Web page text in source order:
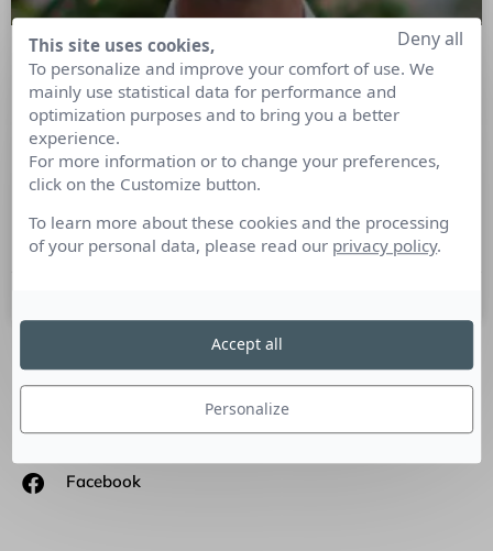
Les émotions dans la bataille de
l’attention
Tribune de Cédric Teychené, Consultant éditorial :
L’évolution des outils numériques et l’infobésité ont changé
ligne…
SUIVEZ-NOUS
Linkedin
Facebook
This site uses cookies,
To personalize and improve your comfort of use. We
mainly use statistical data for performance and
optimization purposes and to bring you a better
experience.
For more information or to change your preferences,
click on the Customize button.
To learn more about these cookies and the processing
of your personal data, please read our privacy policy.
Personalize
Deny all
Accept all